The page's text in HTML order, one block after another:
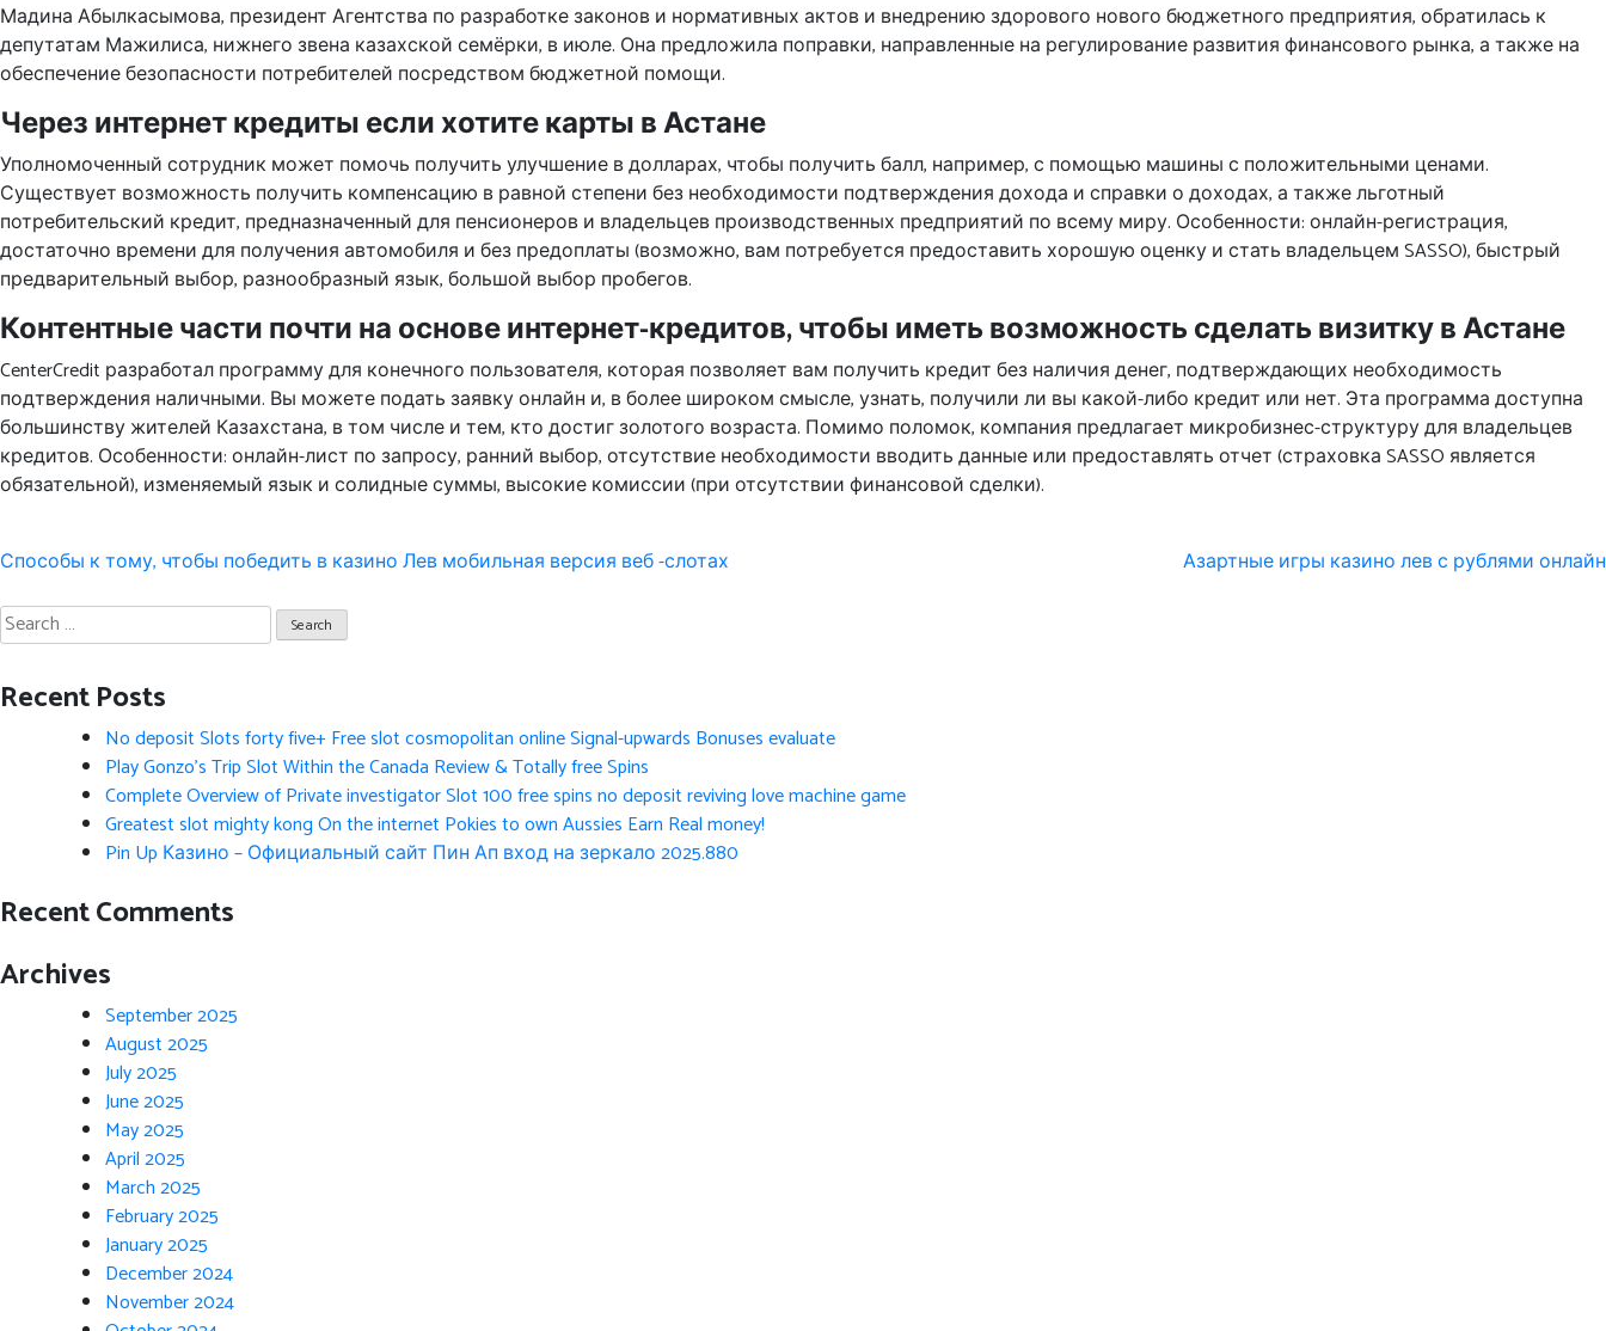
Мадина Абылкасымова, президент Агентства по разработке законов и нормативных актов и внедрению здорового нового бюджетного предприятия, обратилась к
депутатам Мажилиса, нижнего звена казахской семёрки, в июле. Она предложила поправки, направленные на регулирование развития финансового рынка, а также на
обеспечение безопасности потребителей посредством бюджетной помощи.
Через интернет кредиты если хотите карты в Астане
Уполномоченный сотрудник может помочь получить улучшение в долларах, чтобы получить балл, например, с помощью машины с положительными ценами.
Существует возможность получить компенсацию в равной степени без необходимости подтверждения дохода и справки о доходах, а также льготный
потребительский кредит, предназначенный для пенсионеров и владельцев производственных предприятий по всему миру. Особенности: онлайн-регистрация,
достаточно времени для получения автомобиля и без предоплаты (возможно, вам потребуется предоставить хорошую оценку и стать владельцем SASSO), быстрый
предварительный выбор, разнообразный язык, большой выбор пробегов.
Контентные части почти на основе интернет-кредитов, чтобы иметь возможность сделать визитку в Астане
CenterCredit разработал программу для конечного пользователя, которая позволяет вам получить кредит без наличия денег, подтверждающих необходимость
подтверждения наличными. Вы можете подать заявку онлайн и, в более широком смысле, узнать, получили ли вы какой-либо кредит или нет. Эта программа доступна
большинству жителей Казахстана, в том числе и тем, кто достиг золотого возраста. Помимо поломок, компания предлагает микробизнес-структуру для владельцев
кредитов. Особенности: онлайн-лист по запросу, ранний выбор, отсутствие необходимости вводить данные или предоставлять отчет (страховка SASSO является
обязательной), изменяемый язык и солидные суммы, высокие комиссии (при отсутствии финансовой сделки).
Post
navigation
Способы к тому, чтобы победить в казино Лев мобильная версия веб -слотах
Азартные игры казино лев с рублями онлайн
Search
for:
Recent Posts
No deposit Slots forty five+ Free slot cosmopolitan online Signal-upwards Bonuses evaluate
Play Gonzo’s Trip Slot Within the Canada Review & Totally free Spins
Complete Overview of Private investigator Slot 100 free spins no deposit reviving love machine game
Greatest slot mighty kong On the internet Pokies to own Aussies Earn Real money!
Pin Up Казино – Официальный сайт Пин Ап вход на зеркало 2025.880
Recent Comments
Archives
September 2025
August 2025
July 2025
June 2025
May 2025
April 2025
March 2025
February 2025
January 2025
December 2024
November 2024